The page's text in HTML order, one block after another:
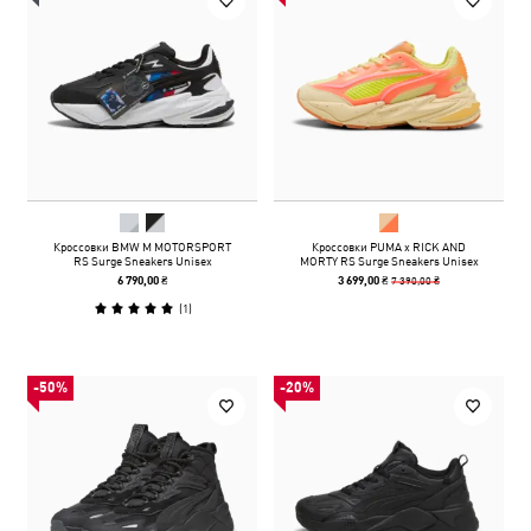
Кроссовки BMW M MOTORSPORT
RS Surge Sneakers Unisex
6 790,00 ₴
(1)
Кроссовки PUMA x RICK AND
MORTY RS Surge Sneakers Unisex
3 699,00 ₴7 390,00 ₴
-50% -20%